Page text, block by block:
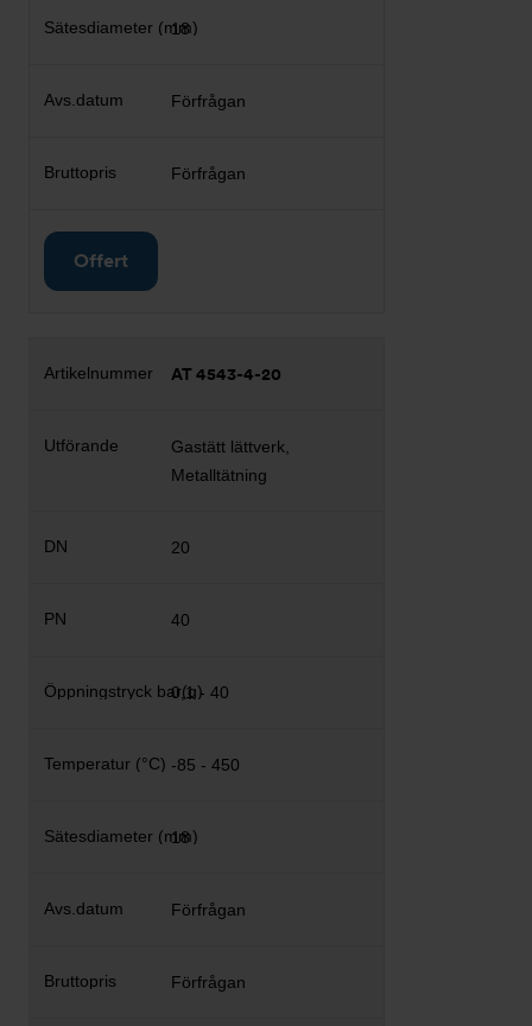
18
Förfrågan
Förfrågan
Offert
AT 4543-4-20
Gastätt lättverk,
Metalltätning
20
40
0,1 - 40
-85 - 450
18
Förfrågan
Förfrågan